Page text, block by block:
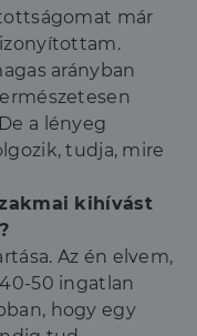
már
arányban
a lényeg
tudja, mire
kihívást
Az én elvem,
50 ingatlan
hogy egy